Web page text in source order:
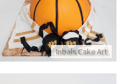
Inbals Cake Art
התקשר/י